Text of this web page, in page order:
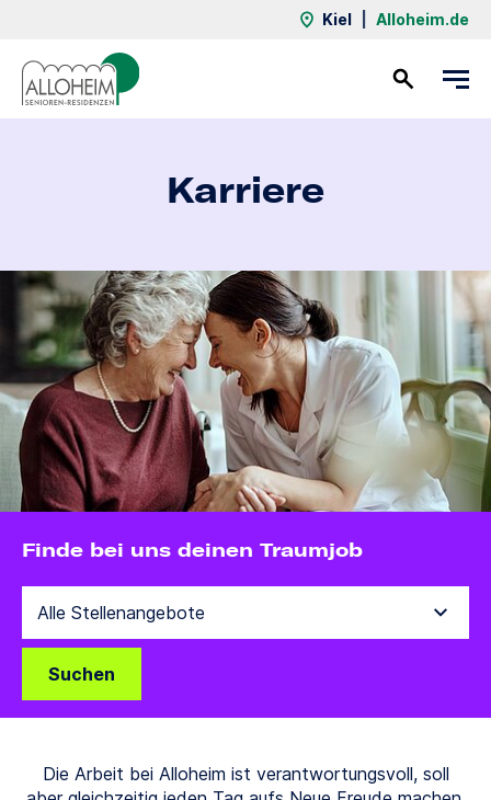
Kiel Alloheim.de
Karriere
Finde bei uns deinen Traumjob
Suchen
Die Arbeit bei Alloheim ist verantwortungsvoll, soll